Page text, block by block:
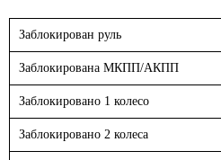
Заблокирован руль
Заблокирована МКПП/АКПП
Заблокировано 1 колесо
Заблокировано 2 колеса